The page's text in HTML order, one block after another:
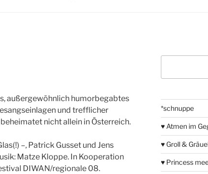
außergewöhnlich humorbegabtes
und trefflicher
nicht allein in Österreich.
–, Patrick Gusset und Jens
Matze Kloppe. In Kooperation
DIWAN/regionale 08.
*schnuppe
♥ Atmen im
♥ Groll &
♥ Princess